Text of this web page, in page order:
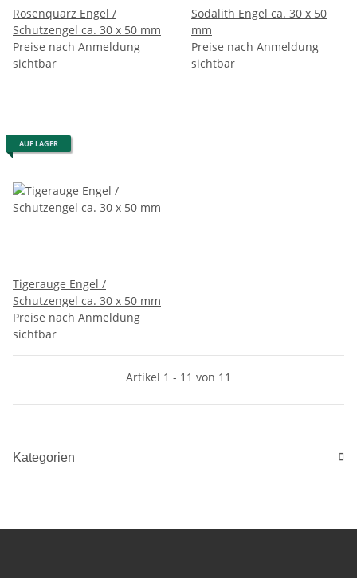
Rosenquarz Engel /
Schutzengel ca. 30 x 50 mm
Preise nach Anmeldung
sichtbar
Sodalith Engel ca. 30 x 50
mm
Preise nach Anmeldung
sichtbar
AUF LAGER
Tigerauge Engel /
Schutzengel ca. 30 x 50 mm
Preise nach Anmeldung
sichtbar
Artikel 1 - 11 von 11
Kategorien